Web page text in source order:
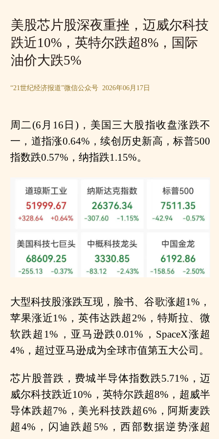
美股芯片股深夜重挫，迈威尔科技
跌近10%，英特尔跌超8%，国际
油价大跌5%
“21世纪经济报道”微信公众号 2026年06月17日
周二(6月16日)，美国三大股指收盘涨跌不
一，道指涨0.64%，续创历史新高，标普500
指数跌0.57%，纳指跌1.15%。
大型科技股涨跌互现，脸书、谷歌涨超1%，
苹果涨近1%，英伟达跌超2%，特斯拉、微
软跌超1%，亚马逊跌0.01%，SpaceX涨超
4%，超过亚马逊成为全球市值第五大公司。
芯片股普跌，费城半导体指数跌5.71%，迈
威尔科技跌近10%，英特尔跌超8%，超威半
导体跌超7%，美光科技跌超6%，阿斯麦跌
超4%，闪迪跌超5%，西部数据逆势涨超